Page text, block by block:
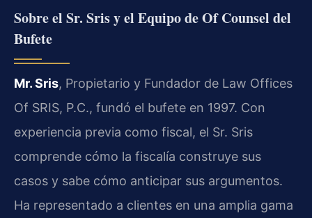
Sobre el Sr. Sris y el Equipo de Of Counsel del
Bufete
Mr. Sris, Propietario y Fundador de Law Offices
Of SRIS, P.C., fundó el bufete en 1997. Con
experiencia previa como fiscal, el Sr. Sris
comprende cómo la fiscalía construye sus
casos y sabe cómo anticipar sus argumentos.
Ha representado a clientes en una amplia gama